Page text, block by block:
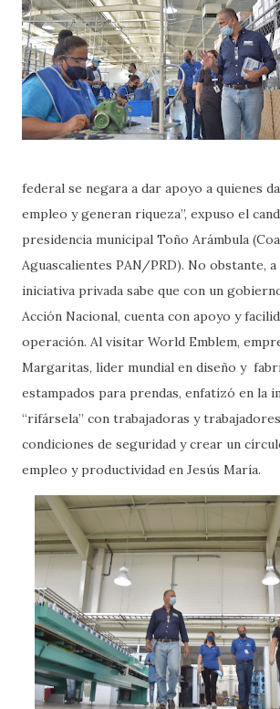
federal se negara a dar apoyo a quienes
empleo y generan riqueza”, expuso el
presidencia municipal Toño Arámbula
Aguascalientes PAN/PRD). No obstante,
iniciativa privada sabe que con un
Acción Nacional, cuenta con apoyo y
operación. Al visitar World Emblem,
Margaritas, líder mundial en diseño y
estampados para prendas, enfatizó en la
“rifársela” con trabajadoras y
condiciones de seguridad y crear un
empleo y productividad en Jesús María.